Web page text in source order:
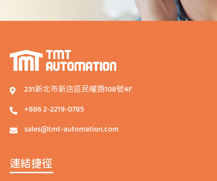
231新北市新店區民權路108號4F
+886 2-2219-0785
sales@tmt-automation.com
連結捷徑